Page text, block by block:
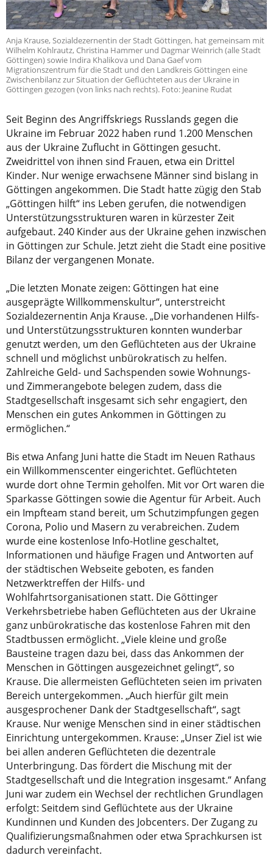
Anja Krause, Sozialdezernentin der Stadt Göttingen, hat gemeinsam mit
Wilhelm Kohlrautz, Christina Hammer und Dagmar Weinrich (alle Stadt
Göttingen) sowie Indira Khalikova und Dana Gaef vom
Migrationszentrum für die Stadt und den Landkreis Göttingen eine
Zwischenbilanz zur Situation der Geflüchteten aus der Ukraine in
Göttingen gezogen (von links nach rechts). Foto: Jeanine Rudat
Seit Beginn des Angriffskriegs Russlands gegen die
Ukraine im Februar 2022 haben rund 1.200 Menschen
aus der Ukraine Zuflucht in Göttingen gesucht.
Zweidrittel von ihnen sind Frauen, etwa ein Drittel
Kinder. Nur wenige erwachsene Männer sind bislang in
Göttingen angekommen. Die Stadt hatte zügig den Stab
„Göttingen hilft“ ins Leben gerufen, die notwendigen
Unterstützungsstrukturen waren in kürzester Zeit
aufgebaut. 240 Kinder aus der Ukraine gehen inzwischen
in Göttingen zur Schule. Jetzt zieht die Stadt eine positive
Bilanz der vergangenen Monate.
„Die letzten Monate zeigen: Göttingen hat eine
ausgeprägte Willkommenskultur“, unterstreicht
Sozialdezernentin Anja Krause. „Die vorhandenen Hilfs-
und Unterstützungsstrukturen konnten wunderbar
genutzt werden, um den Geflüchteten aus der Ukraine
schnell und möglichst unbürokratisch zu helfen.
Zahlreiche Geld- und Sachspenden sowie Wohnungs-
und Zimmerangebote belegen zudem, dass die
Stadtgesellschaft insgesamt sich sehr engagiert, den
Menschen ein gutes Ankommen in Göttingen zu
ermöglichen.“
Bis etwa Anfang Juni hatte die Stadt im Neuen Rathaus
ein Willkommenscenter eingerichtet. Geflüchteten
wurde dort ohne Termin geholfen. Mit vor Ort waren die
Sparkasse Göttingen sowie die Agentur für Arbeit. Auch
ein Impfteam stand bereit, um Schutzimpfungen gegen
Corona, Polio und Masern zu verabreichen. Zudem
wurde eine kostenlose Info-Hotline geschaltet,
Informationen und häufige Fragen und Antworten auf
der städtischen Webseite geboten, es fanden
Netzwerktreffen der Hilfs- und
Wohlfahrtsorganisationen statt. Die Göttinger
Verkehrsbetriebe haben Geflüchteten aus der Ukraine
ganz unbürokratische das kostenlose Fahren mit den
Stadtbussen ermöglicht. „Viele kleine und große
Bausteine tragen dazu bei, dass das Ankommen der
Menschen in Göttingen ausgezeichnet gelingt“, so
Krause. Die allermeisten Geflüchteten seien im privaten
Bereich untergekommen. „Auch hierfür gilt mein
ausgesprochener Dank der Stadtgesellschaft“, sagt
Krause. Nur wenige Menschen sind in einer städtischen
Einrichtung untergekommen. Krause: „Unser Ziel ist wie
bei allen anderen Geflüchteten die dezentrale
Unterbringung. Das fördert die Mischung mit der
Stadtgesellschaft und die Integration insgesamt.“ Anfang
Juni war zudem ein Wechsel der rechtlichen Grundlagen
erfolgt: Seitdem sind Geflüchtete aus der Ukraine
Kundinnen und Kunden des Jobcenters. Der Zugang zu
Qualifizierungsmaßnahmen oder etwa Sprachkursen ist
dadurch vereinfacht.